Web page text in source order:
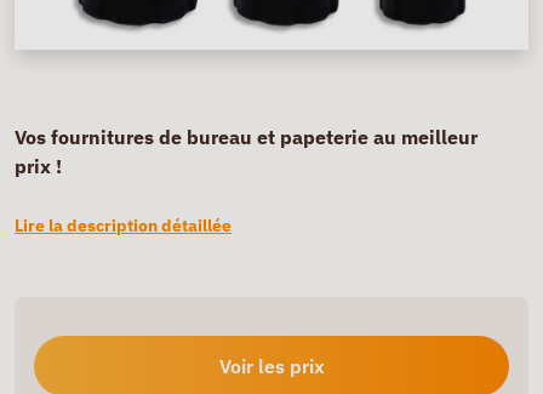
Vos fournitures de bureau et papeterie au meilleur
prix !
Lire la description détaillée
Voir les prix